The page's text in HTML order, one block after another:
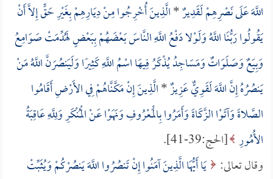
اللَّهَ عَلَى نَصْرِهِمْ لَقَدِيرٌ*الَّذِينَ أُخْرِجُوا مِنْ دِيَارِهِمْ بِغَيْرِ حَقٍّ إِلاَّ أَنْ
يَقُولُوا رَبُّنَا اللَّهُ وَلَوْلا دَفْعُ اللَّهِ النَّاسَ بَعْضَهُمْ بِبَعْضٍ لَهُدِّمَتْ صَوَامِعُ
وَبِيَعٌ وَصَلَوَاتٌ وَمَسَاجِدُ يُذْكَرُ فِيهَا اسْمُ اللَّهِ كَثِيرًا وَلَيَنصُرَنَّ اللَّهُ مَنْ
يَنصُرُهُ إِنَّ اللَّهَ لَقَوِيٌّ عَزِيزٌ*الَّذِينَ إِنْ مَكَّنَّاهُمْ فِي الأَرْضِ أَقَامُوا
الصَّلاةَ وَآتَوْا الزَّكَاةَ وَأَمَرُوا بِالْمَعْرُوفِ وَنَهَوْا عَنْ الْمُنْكَرِ وَلِلَّهِ عَاقِبَةُ
الأُمُورِ [الحج:39-41].
وقال تعالى: يَا أَيُّهَا الَّذِينَ آمَنُوا إِنْ تَنصُرُوا اللَّهَ يَنصُرْكُمْ وَيُثَبِّتْ